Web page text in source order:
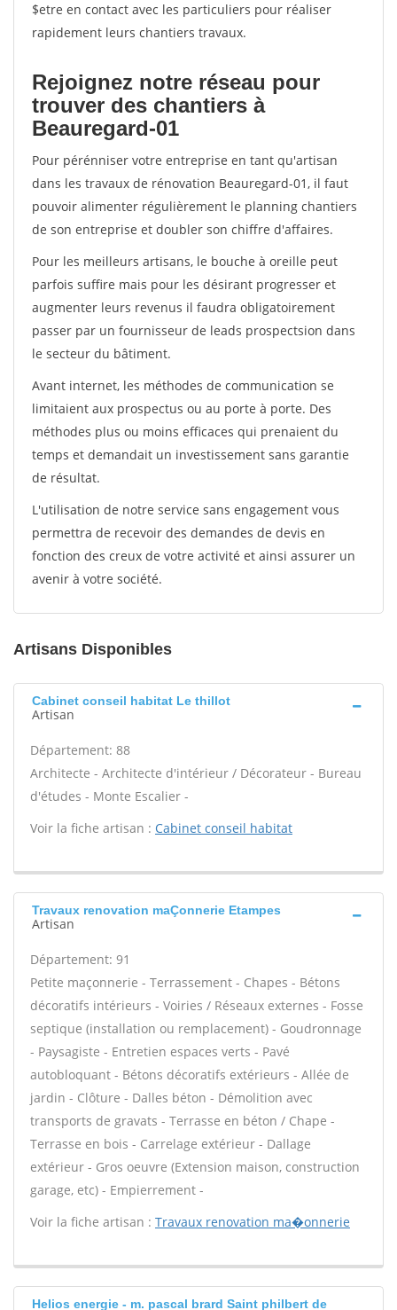
$etre en contact avec les particuliers pour réaliser
rapidement leurs chantiers travaux.
Rejoignez notre réseau pour
trouver des chantiers à
Beauregard-01
Pour pérénniser votre entreprise en tant qu'artisan
dans les travaux de rénovation Beauregard-01, il faut
pouvoir alimenter régulièrement le planning chantiers
de son entreprise et doubler son chiffre d'affaires.
Pour les meilleurs artisans, le bouche à oreille peut
parfois suffire mais pour les désirant progresser et
augmenter leurs revenus il faudra obligatoirement
passer par un fournisseur de leads prospectsion dans
le secteur du bâtiment.
Avant internet, les méthodes de communication se
limitaient aux prospectus ou au porte à porte. Des
méthodes plus ou moins efficaces qui prenaient du
temps et demandait un investissement sans garantie
de résultat.
L'utilisation de notre service sans engagement vous
permettra de recevoir des demandes de devis en
fonction des creux de votre activité et ainsi assurer un
avenir à votre société.
Artisans Disponibles
Cabinet conseil habitat Le thillot
Artisan
Département: 88
Architecte - Architecte d'intérieur / Décorateur - Bureau
d'études - Monte Escalier -
Voir la fiche artisan : Cabinet conseil habitat
Travaux renovation maÇonnerie Etampes
Artisan
Département: 91
Petite maçonnerie - Terrassement - Chapes - Bétons
décoratifs intérieurs - Voiries / Réseaux externes - Fosse
septique (installation ou remplacement) - Goudronnage
- Paysagiste - Entretien espaces verts - Pavé
autobloquant - Bétons décoratifs extérieurs - Allée de
jardin - Clôture - Dalles béton - Démolition avec
transports de gravats - Terrasse en béton / Chape -
Terrasse en bois - Carrelage extérieur - Dallage
extérieur - Gros oeuvre (Extension maison, construction
garage, etc) - Empierrement -
Voir la fiche artisan : Travaux renovation ma�onnerie
Helios energie - m. pascal brard Saint philbert de